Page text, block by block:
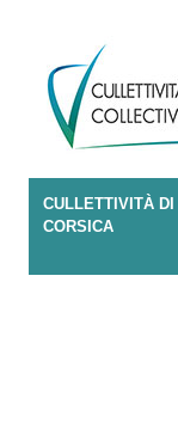
CULLETTIVITÀ DI
CORSICA